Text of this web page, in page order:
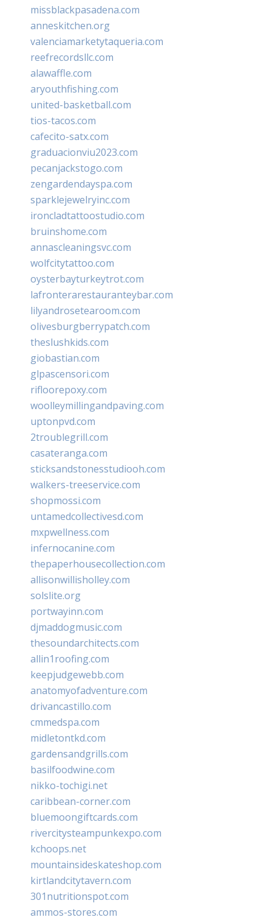
missblackpasadena.com
anneskitchen.org
valenciamarketytaqueria.com
reefrecordsllc.com
alawaffle.com
aryouthfishing.com
united-basketball.com
tios-tacos.com
cafecito-satx.com
graduacionviu2023.com
pecanjackstogo.com
zengardendayspa.com
sparklejewelryinc.com
ironcladtattoostudio.com
bruinshome.com
annascleaningsvc.com
wolfcitytattoo.com
oysterbayturkeytrot.com
lafronterarestauranteybar.com
lilyandrosetearoom.com
olivesburgberrypatch.com
theslushkids.com
giobastian.com
glpascensori.com
rifloorepoxy.com
woolleymillingandpaving.com
uptonpvd.com
2troublegrill.com
casateranga.com
sticksandstonesstudiooh.com
walkers-treeservice.com
shopmossi.com
untamedcollectivesd.com
mxpwellness.com
infernocanine.com
thepaperhousecollection.com
allisonwillisholley.com
solslite.org
portwayinn.com
djmaddogmusic.com
thesoundarchitects.com
allin1roofing.com
keepjudgewebb.com
anatomyofadventure.com
drivancastillo.com
cmmedspa.com
midletontkd.com
gardensandgrills.com
basilfoodwine.com
nikko-tochigi.net
caribbean-corner.com
bluemoongiftcards.com
rivercitysteampunkexpo.com
kchoops.net
mountainsideskateshop.com
kirtlandcitytavern.com
301nutritionspot.com
ammos-stores.com